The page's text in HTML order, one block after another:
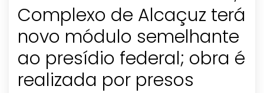
Complexo de Alcaçuz terá
novo módulo semelhante
ao presídio federal; obra é
realizada por presos